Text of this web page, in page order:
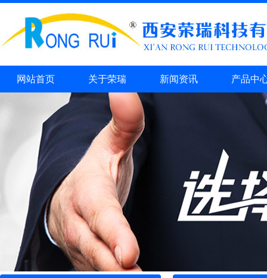
网站首页 关于荣瑞 新闻资讯 产品中